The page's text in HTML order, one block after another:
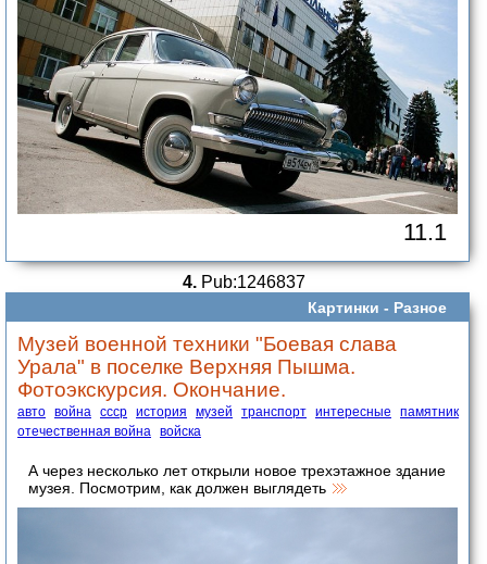
11.1
4.Pub:1246837
Картинки - Разное
Музей военной техники "Боевая слава
Урала" в поселке Верхняя Пышма.
Фотоэкскурсия. Окончание.
авто война ссср история музей транспорт интересные
памятник
отечественная война
войска
А через несколько лет открыли новое трехэтажное здание
музея. Посмотрим, как должен выглядеть